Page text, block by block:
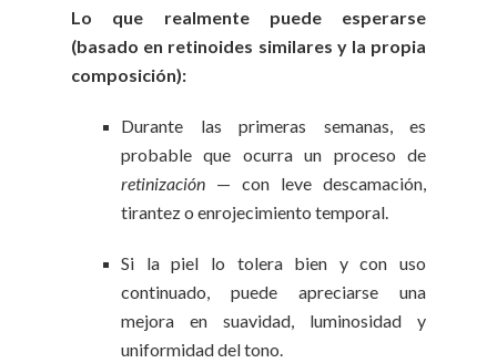
Lo que realmente puede esperarse
(basado en retinoides similares y la propia
composición):
Durante las primeras semanas, es
probable que ocurra un proceso de
retinización — con leve descamación,
tirantez o enrojecimiento temporal.
Si la piel lo tolera bien y con uso
continuado, puede apreciarse una
mejora en suavidad, luminosidad y
uniformidad del tono.